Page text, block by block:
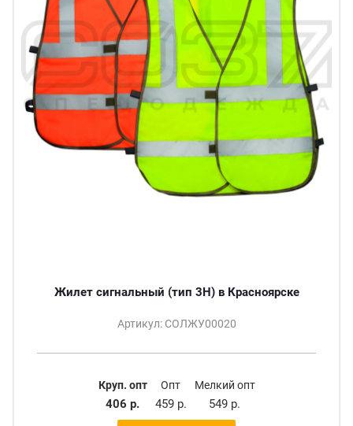
Жилет сигнальный (тип 3Н) в Красноярске
Артикул: СОЛЖУ00020
Круп. опт
406 р.
Опт
459 р.
Мелкий опт
549 р.